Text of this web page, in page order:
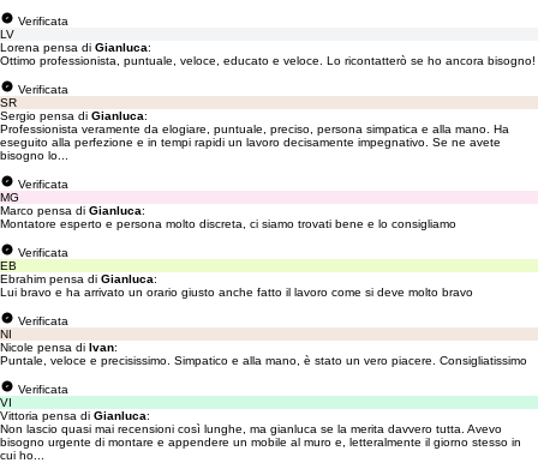
Verificata
LV
Lorena pensa di Gianluca:
Ottimo professionista, puntuale, veloce, educato e veloce. Lo ricontatterò se ho ancora bisogno!
Verificata
SR
Sergio pensa di Gianluca:
Professionista veramente da elogiare, puntuale, preciso, persona simpatica e alla mano. Ha
eseguito alla perfezione e in tempi rapidi un lavoro decisamente impegnativo. Se ne avete
bisogno lo...
Verificata
MG
Marco pensa di Gianluca:
Montatore esperto e persona molto discreta, ci siamo trovati bene e lo consigliamo
Verificata
EB
Ebrahim pensa di Gianluca:
Lui bravo e ha arrivato un orario giusto anche fatto il lavoro come si deve molto bravo
Verificata
NI
Nicole pensa di Ivan:
Puntale, veloce e precisissimo. Simpatico e alla mano, è stato un vero piacere. Consigliatissimo
Verificata
VI
Vittoria pensa di Gianluca:
Non lascio quasi mai recensioni così lunghe, ma gianluca se la merita davvero tutta. Avevo
bisogno urgente di montare e appendere un mobile al muro e, letteralmente il giorno stesso in
cui ho...